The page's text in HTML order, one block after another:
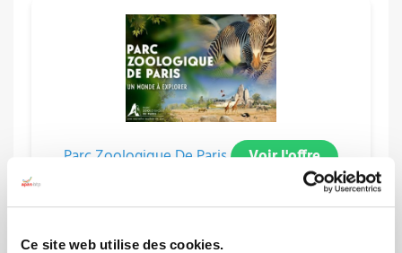
Ce site web utilise des cookies.
Parc Zoologique De Paris Voir l'offre